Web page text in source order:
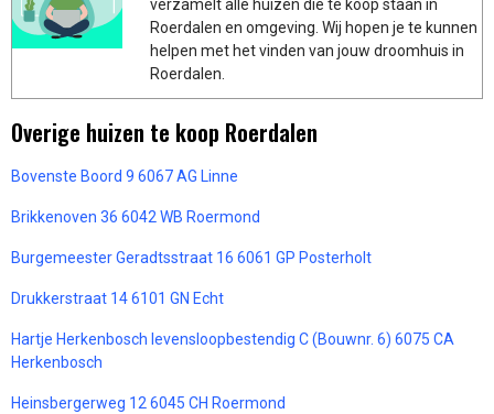
verzamelt alle huizen die te koop staan in
Roerdalen en omgeving. Wij hopen je te kunnen
helpen met het vinden van jouw droomhuis in
Roerdalen.
Overige huizen te koop Roerdalen
Bovenste Boord 9 6067 AG Linne
Brikkenoven 36 6042 WB Roermond
Burgemeester Geradtsstraat 16 6061 GP Posterholt
Drukkerstraat 14 6101 GN Echt
Hartje Herkenbosch levensloopbestendig C (Bouwnr. 6) 6075 CA
Herkenbosch
Heinsbergerweg 12 6045 CH Roermond